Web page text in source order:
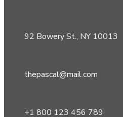
92 Bowery St., NY 10013
thepascal@mail.com
+1 800 123 456 789